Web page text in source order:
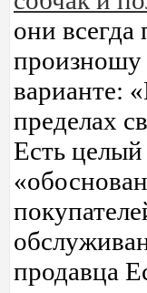
они
произношу
варианте:
пределах
Есть
продавца